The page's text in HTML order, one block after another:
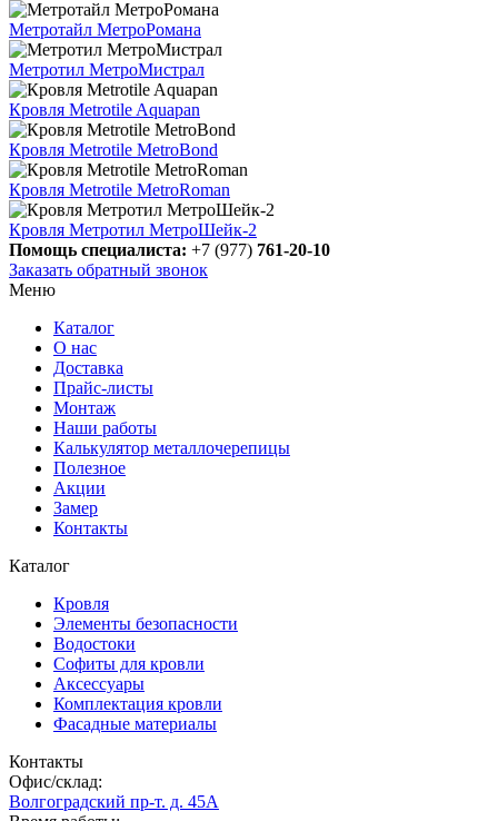
Метротайл МетроРомана
Метротил МетроМистрал
Кровля Metrotile Aquapan
Кровля Metrotile MetroBond
Кровля Metrotile MetroRoman
Кровля Метротил МетроШейк-2
Помощь специалиста: +7 (977) 761-20-10
Заказать обратный звонок
Меню
Каталог
О нас
Доставка
Прайс-листы
Монтаж
Наши работы
Калькулятор металлочерепицы
Полезное
Акции
Замер
Контакты
Каталог
Кровля
Элементы безопасности
Водостоки
Софиты для кровли
Аксессуары
Комплектация кровли
Фасадные материалы
Контакты
Офис/склад:
Волгоградский пр-т. д. 45А